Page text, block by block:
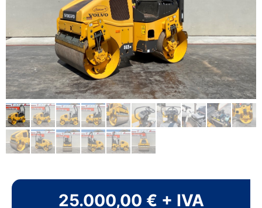
25.000,00 € + IVA